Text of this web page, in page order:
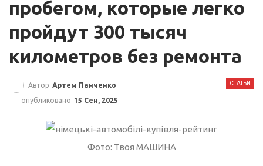
пробегом, которые легко
пройдут 300 тысяч
километров без ремонта
СТАТЬИ
Автор Артем Панченко
опубликовано 15 Сен, 2025
Фото: Твоя МАШИНА